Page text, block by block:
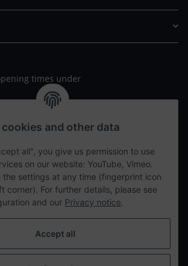
times under
Filialen
and other data
all", you give us permission to use
on our website: YouTube, Vimeo.
the settings at any time (fingerprint icon
corner). For further details, please see
and our Privacy notice.
Accept all